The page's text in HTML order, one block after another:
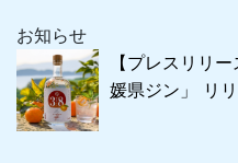
お知らせ
【プレスリリ
媛県ジン」 リ